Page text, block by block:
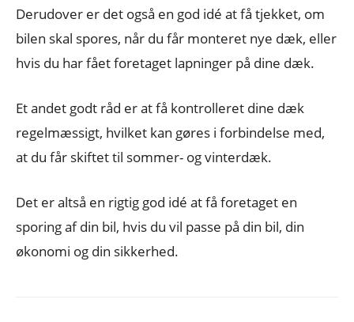
Derudover er det også en god idé at få tjekket, om
bilen skal spores, når du får monteret nye dæk, eller
hvis du har fået foretaget lapninger på dine dæk.
Et andet godt råd er at få kontrolleret dine dæk
regelmæssigt, hvilket kan gøres i forbindelse med,
at du får skiftet til sommer- og vinterdæk.
Det er altså en rigtig god idé at få foretaget en
sporing af din bil, hvis du vil passe på din bil, din
økonomi og din sikkerhed.